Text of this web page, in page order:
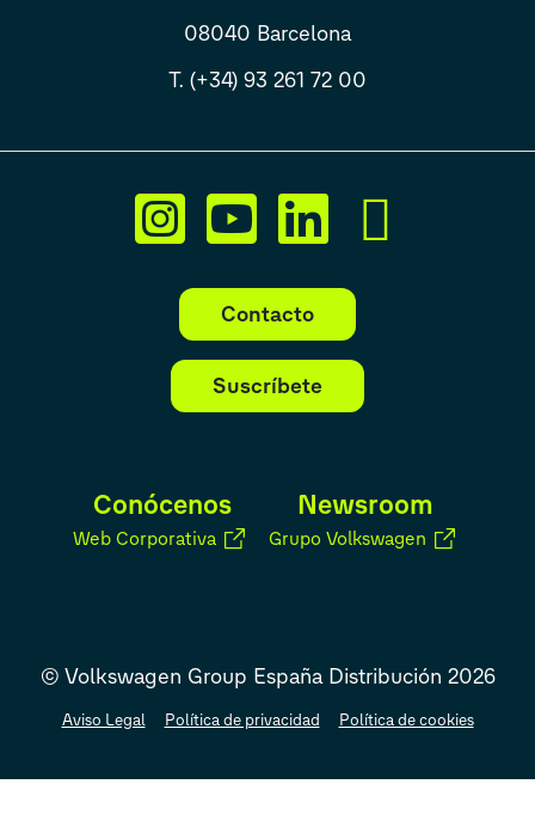
08040 Barcelona
T. (+34) 93 261 72 00
Contacto
Suscríbete
Conócenos
Web Corporativa
Newsroom
Grupo Volkswagen
© Volkswagen Group España Distribución 2026
Aviso Legal Política de privacidad Política de cookies